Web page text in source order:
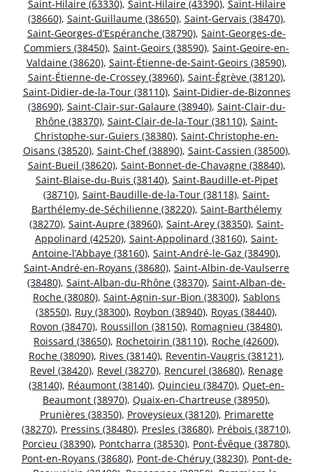
Saint-Hilaire (63330), Saint-Hilaire (43390), Saint-Hilaire
(38660), Saint-Guillaume (38650), Saint-Gervais (38470),
Saint-Georges-d’Espéranche (38790), Saint-Georges-de-
Commiers (38450), Saint-Geoirs (38590), Saint-Geoire-en-
Valdaine (38620), Saint-Étienne-de-Saint-Geoirs (38590),
Saint-Étienne-de-Crossey (38960), Saint-Égrève (38120),
Saint-Didier-de-la-Tour (38110), Saint-Didier-de-Bizonnes
(38690), Saint-Clair-sur-Galaure (38940), Saint-Clair-du-
Rhône (38370), Saint-Clair-de-la-Tour (38110), Saint-
Christophe-sur-Guiers (38380), Saint-Christophe-en-
Oisans (38520), Saint-Chef (38890), Saint-Cassien (38500),
Saint-Bueil (38620), Saint-Bonnet-de-Chavagne (38840),
Saint-Blaise-du-Buis (38140), Saint-Baudille-et-Pipet
(38710), Saint-Baudille-de-la-Tour (38118), Saint-
Barthélemy-de-Séchilienne (38220), Saint-Barthélemy
(38270), Saint-Aupre (38960), Saint-Arey (38350), Saint-
Appolinard (42520), Saint-Appolinard (38160), Saint-
Antoine-l’Abbaye (38160), Saint-André-le-Gaz (38490),
Saint-André-en-Royans (38680), Saint-Albin-de-Vaulserre
(38480), Saint-Alban-du-Rhône (38370), Saint-Alban-de-
Roche (38080), Saint-Agnin-sur-Bion (38300), Sablons
(38550), Ruy (38300), Roybon (38940), Royas (38440),
Rovon (38470), Roussillon (38150), Romagnieu (38480),
Roissard (38650), Rochetoirin (38110), Roche (42600),
Roche (38090), Rives (38140), Reventin-Vaugris (38121),
Revel (38420), Revel (38270), Rencurel (38680), Renage
(38140), Réaumont (38140), Quincieu (38470), Quet-en-
Beaumont (38970), Quaix-en-Chartreuse (38950),
Prunières (38350), Proveysieux (38120), Primarette
(38270), Pressins (38480), Presles (38680), Prébois (38710),
Porcieu (38390), Pontcharra (38530), Pont-Évêque (38780),
Pont-en-Royans (38680), Pont-de-Chéruy (38230), Pont-de-